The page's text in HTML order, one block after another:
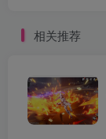
相关推荐